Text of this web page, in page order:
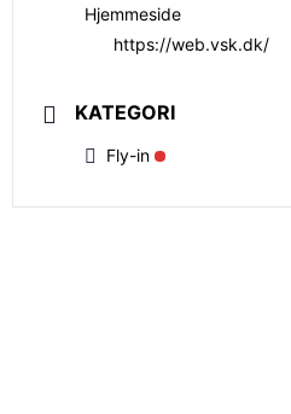
Hjemmeside
https://web.vsk.dk/
KATEGORI
Fly-in